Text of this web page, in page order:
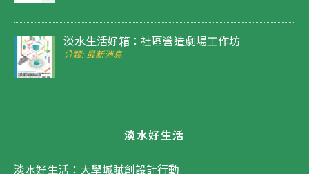
淡水生活好箱：社區營造劇場工作坊
分類: 最新消息
淡水好生活
淡水好生活：大學城賦創設計行動